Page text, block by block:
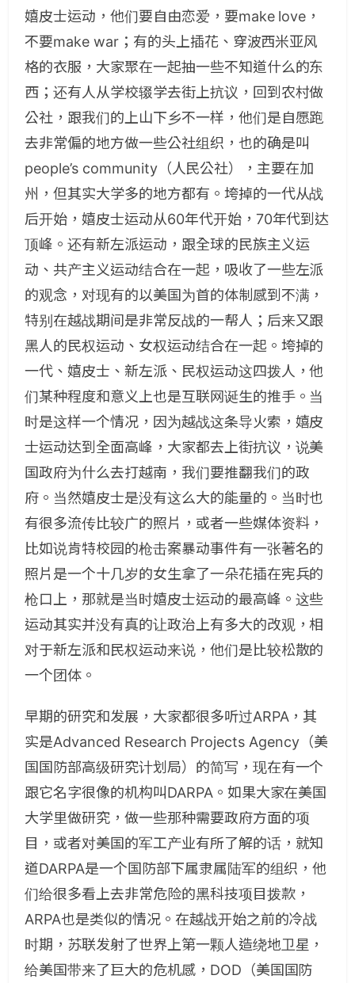
嬉皮士运动，他们要自由恋爱，要make love，
不要make war；有的头上插花、穿波西米亚风
格的衣服，大家聚在一起抽一些不知道什么的东
西；还有人从学校辍学去街上抗议，回到农村做
公社，跟我们的上山下乡不一样，他们是自愿跑
去非常偏的地方做一些公社组织，也的确是叫
people’s community（人民公社），主要在加
州，但其实大学多的地方都有。垮掉的一代从战
后开始，嬉皮士运动从60年代开始，70年代到达
顶峰。还有新左派运动，跟全球的民族主义运
动、共产主义运动结合在一起，吸收了一些左派
的观念，对现有的以美国为首的体制感到不满，
特别在越战期间是非常反战的一帮人；后来又跟
黑人的民权运动、女权运动结合在一起。垮掉的
一代、嬉皮士、新左派、民权运动这四拨人，他
们某种程度和意义上也是互联网诞生的推手。当
时是这样一个情况，因为越战这条导火索，嬉皮
士运动达到全面高峰，大家都去上街抗议，说美
国政府为什么去打越南，我们要推翻我们的政
府。当然嬉皮士是没有这么大的能量的。当时也
有很多流传比较广的照片，或者一些媒体资料，
比如说肯特校园的枪击案暴动事件有一张著名的
照片是一个十几岁的女生拿了一朵花插在宪兵的
枪口上，那就是当时嬉皮士运动的最高峰。这些
运动其实并没有真的让政治上有多大的改观，相
对于新左派和民权运动来说，他们是比较松散的
一个团体。
早期的研究和发展，大家都很多听过ARPA，其
实是Advanced Research Projects Agency（美
国国防部高级研究计划局）的简写，现在有一个
跟它名字很像的机构叫DARPA。如果大家在美国
大学里做研究，做一些那种需要政府方面的项
目，或者对美国的军工产业有所了解的话，就知
道DARPA是一个国防部下属隶属陆军的组织，他
们给很多看上去非常危险的黑科技项目拨款，
ARPA也是类似的情况。在越战开始之前的冷战
时期，苏联发射了世界上第一颗人造绕地卫星，
给美国带来了巨大的危机感，DOD（美国国防